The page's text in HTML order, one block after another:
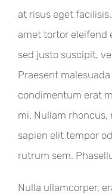
at risus eget
amet tortor eleifend
sed justo suscipit,
Praesent
condimentum erat
mi. Nullam
sapien elit tempor
rutrum sem.
Nulla ullamcorper,